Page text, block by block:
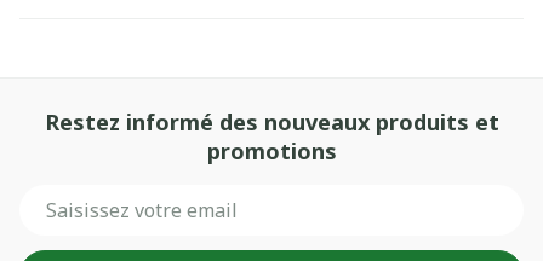
Restez informé des nouveaux produits et
promotions